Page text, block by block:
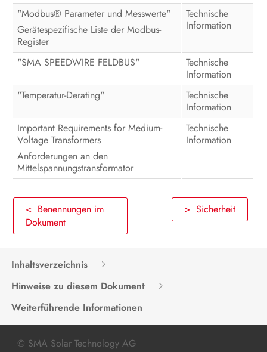
"Modbus® Parameter und Messwerte"
Gerätespezifische Liste der Modbus-
Register
Technische
Information
"SMA SPEEDWIRE FELDBUS"
Technische
Information
"Temperatur-Derating"
Technische
Information
Important Requirements for Medium-
Voltage Transformers
Anforderungen an den
Mittelspannungstransformator
Technische
Information
< Benennungen im
Dokument
> Sicherheit
Inhaltsverzeichnis
Hinweise zu diesem Dokument
Weiterführende Informationen
© SMA Solar Technology AG
Technische Daten
Kontakt
EU-Konformitätserklärung